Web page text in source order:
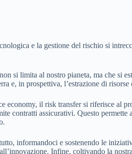
e la gestione del rischio si
si limita al nostro pianeta, ma che si
e, in prospettiva, l’estrazione di
economy, il risk transfer si riferisce al
contratti assicurativi. Questo
informandoci e sostenendo le
Infine, coltivando la